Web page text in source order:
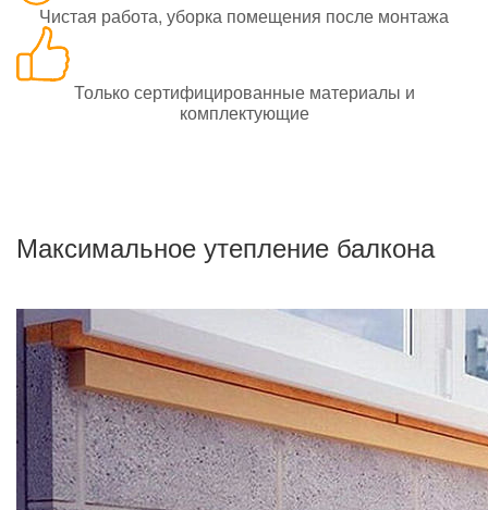
Чистая работа, уборка помещения после монтажа
Только сертифицированные материалы и
комплектующие
Максимальное утепление балкона